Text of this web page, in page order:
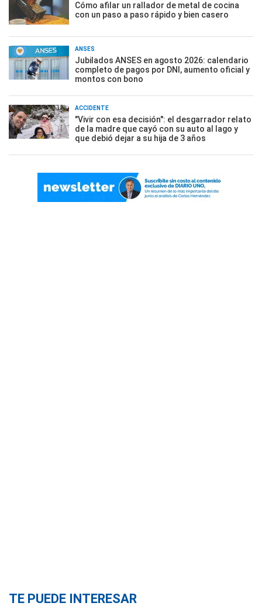
Cómo afilar un rallador de metal de cocina
con un paso a paso rápido y bien casero
ANSES
Jubilados ANSES en agosto 2026: calendario
completo de pagos por DNI, aumento oficial y
montos con bono
ACCIDENTE
"Vivir con esa decisión": el desgarrador relato
de la madre que cayó con su auto al lago y
que debió dejar a su hija de 3 años
TE PUEDE INTERESAR